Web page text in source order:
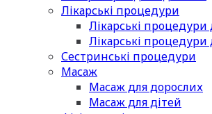
Лікарські процедури
Лікарські
Лікарські процедури
Сестринські процедури
Масаж
Масаж для дорослих
Масаж для дітей